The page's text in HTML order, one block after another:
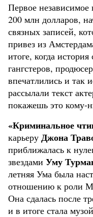
Первое независимое
200 млн долларов,
связных записей,
привез из
итоге, когда
гангстеров,
впечатлились и так
рассылали текст
покажешь это кому-
«Криминальное
карьеру Джона
приближалась к
звездами Уму
летняя Ума была
отношению к роли
Она сдалась после
и в итоге стала